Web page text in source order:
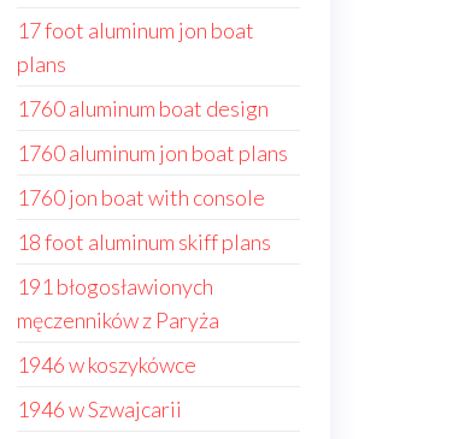
17 foot aluminum jon boat
plans
1760 aluminum boat design
1760 aluminum jon boat plans
1760 jon boat with console
18 foot aluminum skiff plans
191 błogosławionych
męczenników z Paryża
1946 w koszykówce
1946 w Szwajcarii